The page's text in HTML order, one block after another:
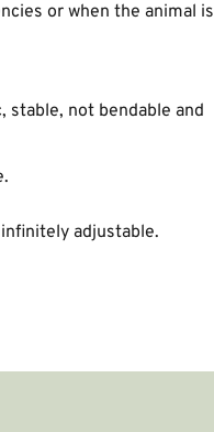
or when the animal is
stable, not bendable and
adjustable.